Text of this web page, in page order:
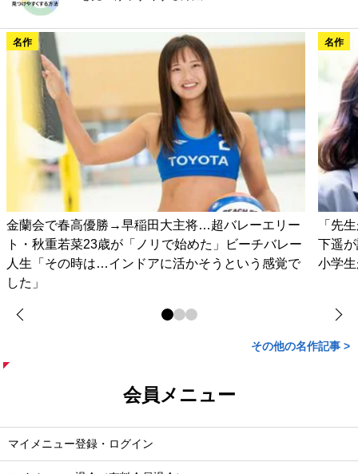
名作
金蘭会で春高優勝→早稲田大主将…超バレーエリー
ト・秋重若菜23歳が「ノリで始めた」ビーチバレー
人生「その時は…インドアに活かそうという感覚で
した」
名作
「先
下遥
小学
その他の名作記事 >
会員メニュー
マイメニュー登録・ログイン